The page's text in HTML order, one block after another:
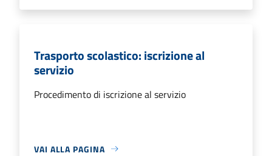
Trasporto scolastico: iscrizione al
servizio
Procedimento di iscrizione al servizio
VAI ALLA PAGINA